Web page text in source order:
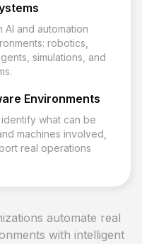
and automation
robotics,
simulations, and
Environments
what can be
machines involved,
real operations
automate real
with intelligent